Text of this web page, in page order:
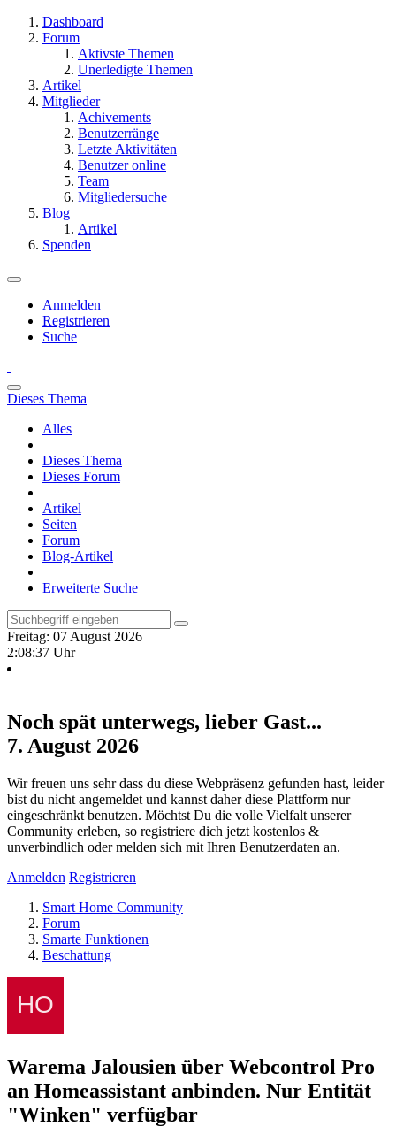
Dashboard
Forum
Aktivste Themen
Unerledigte Themen
Artikel
Mitglieder
Achivements
Benutzerränge
Letzte Aktivitäten
Benutzer online
Team
Mitgliedersuche
Blog
Artikel
Spenden
Anmelden
Registrieren
Suche
Dieses Thema
Alles
Dieses Thema
Dieses Forum
Artikel
Seiten
Forum
Blog-Artikel
Erweiterte Suche
Freitag: 07 August 2026
2:08:37 Uhr
Noch spät unterwegs, lieber Gast...
7. August 2026
Wir freuen uns sehr dass du diese Webpräsenz gefunden hast, leider
bist du nicht angemeldet und kannst daher diese Plattform nur
eingeschränkt benutzen. Möchtst Du die volle Vielfalt unserer
Community erleben, so registriere dich jetzt kostenlos &
unverbindlich oder melden sich mit Ihren Benutzerdaten an.
Anmelden Registrieren
Smart Home Community
Forum
Smarte Funktionen
Beschattung
Warema Jalousien über Webcontrol Pro
an Homeassistant anbinden. Nur Entität
"Winken" verfügbar